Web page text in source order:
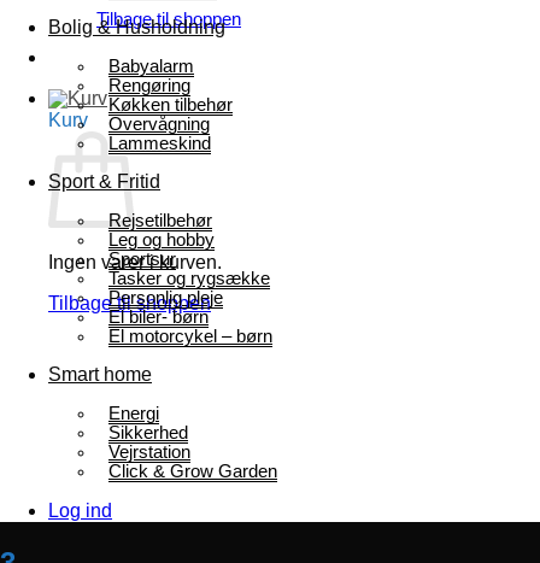
Tilbage til shoppen
Kurv
Ingen varer i kurven.
Tilbage til shoppen
Bolig & Husholdning
Babyalarm
Rengøring
Køkken tilbehør
Overvågning
Lammeskind
Sport & Fritid
Rejsetilbehør
Leg og hobby
Sportsur
Tasker og rygsække
Personlig pleje
El biler- børn
El motorcykel – børn
Smart home
Energi
Sikkerhed
Vejrstation
Click & Grow Garden
Log ind